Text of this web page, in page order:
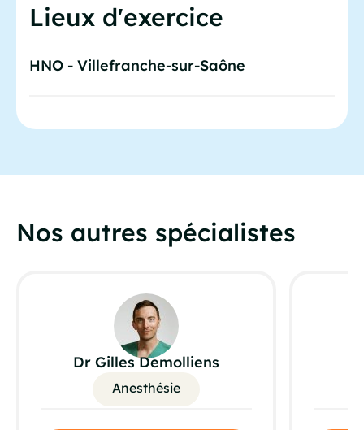
Lieux d'exercice
HNO - Villefranche-sur-Saône
Nos autres spécialistes
Dr Gilles Demolliens
Anesthésie